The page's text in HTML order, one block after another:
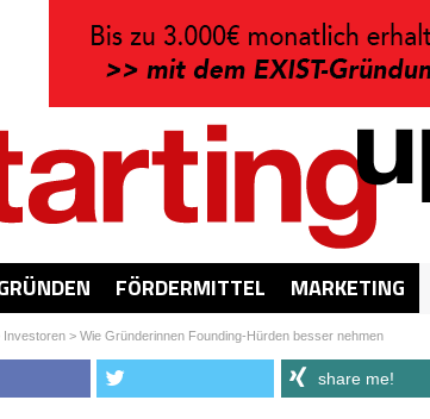
FÖRDERMITTEL MARKETING
Investoren> Wie Gründerinnen Founding-Hürden besser nehmen
share me!